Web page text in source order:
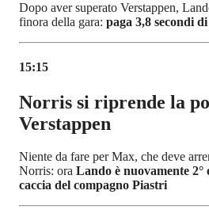
Dopo aver superato Verstappen,
finora della gara: paga 3,8 secondi
15:15
Norris si riprende la
Verstappen
Niente da fare per Max, che deve
Norris: ora Lando è nuovamente
caccia del compagno Piastri